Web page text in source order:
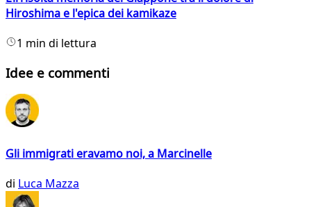
Hiroshima e l'epica dei kamikaze
1 min di lettura
Idee e commenti
Gli immigrati eravamo noi, a Marcinelle
di Luca Mazza